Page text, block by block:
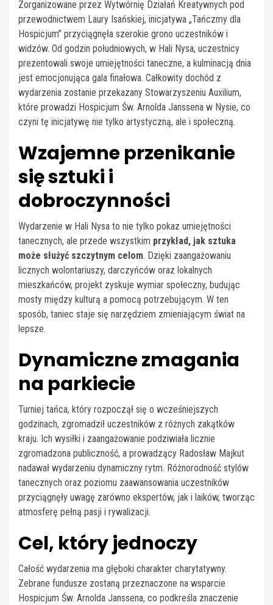
Zorganizowane przez Wytwórnię Działań Kreatywnych pod
przewodnictwem Laury Isańskiej, inicjatywa „Tańczmy dla
Hospicjum” przyciągnęła szerokie grono uczestników i
widzów. Od godzin południowych, w Hali Nysa, uczestnicy
prezentowali swoje umiejętności taneczne, a kulminacją dnia
jest emocjonująca gala finałowa. Całkowity dochód z
wydarzenia zostanie przekazany Stowarzyszeniu Auxilium,
które prowadzi Hospicjum Św. Arnolda Janssena w Nysie, co
czyni tę inicjatywę nie tylko artystyczną, ale i społeczną.
Wzajemne przenikanie
się sztuki i
dobroczynności
Wydarzenie w Hali Nysa to nie tylko pokaz umiejętności
tanecznych, ale przede wszystkim przykład, jak sztuka
może służyć szczytnym celom. Dzięki zaangażowaniu
licznych wolontariuszy, darczyńców oraz lokalnych
mieszkańców, projekt zyskuje wymiar społeczny, budując
mosty między kulturą a pomocą potrzebującym. W ten
sposób, taniec staje się narzędziem zmieniającym świat na
lepsze.
Dynamiczne zmagania
na parkiecie
Turniej tańca, który rozpoczął się o wcześniejszych
godzinach, zgromadził uczestników z różnych zakątków
kraju. Ich wysiłki i zaangażowanie podziwiała licznie
zgromadzona publiczność, a prowadzący Radosław Majkut
nadawał wydarzeniu dynamiczny rytm. Różnorodność stylów
tanecznych oraz poziomu zaawansowania uczestników
przyciągnęły uwagę zarówno ekspertów, jak i laików, tworząc
atmosferę pełną pasji i rywalizacji.
Cel, który jednoczy
Całość wydarzenia ma głęboki charakter charytatywny.
Zebrane fundusze zostaną przeznaczone na wsparcie
Hospicjum Św. Arnolda Janssena, co podkreśla znaczenie